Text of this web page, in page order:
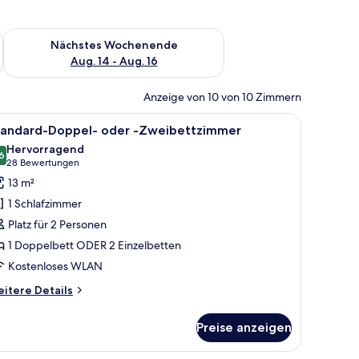
Aug. 7 - Aug. 9.
Nächstes Wochenende
Aug. 14 - Aug. 16
Überprüfe die Verfügbarkeit für nächstes Wochenende, Aug.
Anzeige von 10 von 10 Zimmern
und einem an der Wand befestigten Fernseher.
Ein Hotelzimmer mit einem großen Bett,
4 Doppel- oder -Zweibettzimmer
von 10
Hervorragend
28 Bewertungen
(28
Bewertungen)
13 m²
1 Schlafzimmer
Platz für 2 Personen
1 Doppelbett ODER 2 Einzelbetten
Kostenloses WLAN
Details
Preise anzeigen